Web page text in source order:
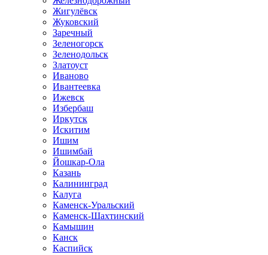
Жигулёвск
Жуковский
Заречный
Зеленогорск
Зеленодольск
Златоуст
Иваново
Ивантеевка
Ижевск
Избербаш
Иркутск
Искитим
Ишим
Ишимбай
Йошкар-Ола
Казань
Калининград
Калуга
Каменск-Уральский
Каменск-Шахтинский
Камышин
Канск
Каспийск